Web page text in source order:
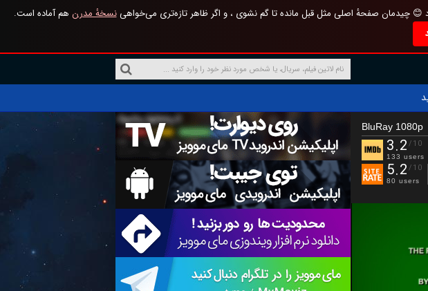
😊 چیدمان صفحهٔ اصلی مثل قبل مانده تا گم نشوی ، و اگر ظاهر تازه‌تری می‌خواهینسخهٔ مدرن هم آماده است.
BluRay 1080p
3.2 /10
133 users
5.2 /10
80 users